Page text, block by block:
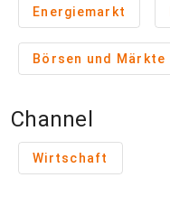
Energiemarkt
Börsen und Märkte
Channel
Wirtschaft